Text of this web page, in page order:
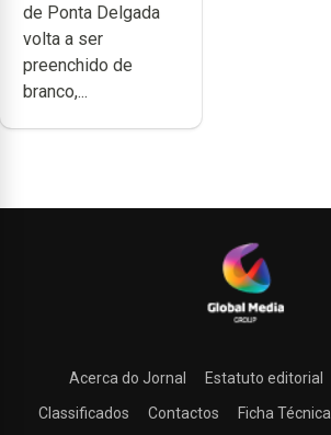
de Ponta Delgada
volta a ser
preenchido de
branco,...
Acerca do Jornal Estatuto editorial
Classificados
Contactos Ficha Técnica